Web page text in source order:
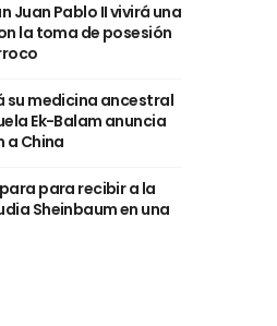
Juan Pablo II vivirá una
la toma de posesión
su medicina ancestral
Ek-Balam anuncia
a China
para recibir a la
Sheinbaum en una